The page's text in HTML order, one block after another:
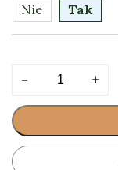
Nie
Tak
-
Kantówka
7x7x200
[cm]
Heblowana,
Formatowana
+
Alternative: